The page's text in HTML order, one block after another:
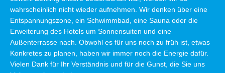
wahrscheinlich nicht wieder aufnehmen. Wir denken über eine
Entspannungszone, ein Schwimmbad, eine Sauna oder die
Erweiterung des Hotels um Sonnensuiten und eine
Außenterrasse nach. Obwohl es für uns noch zu früh ist, etwas
Konkretes zu planen, haben wir immer noch die Energie dafür.
Vielen Dank für Ihr Verständnis und für die Gunst, die Sie uns